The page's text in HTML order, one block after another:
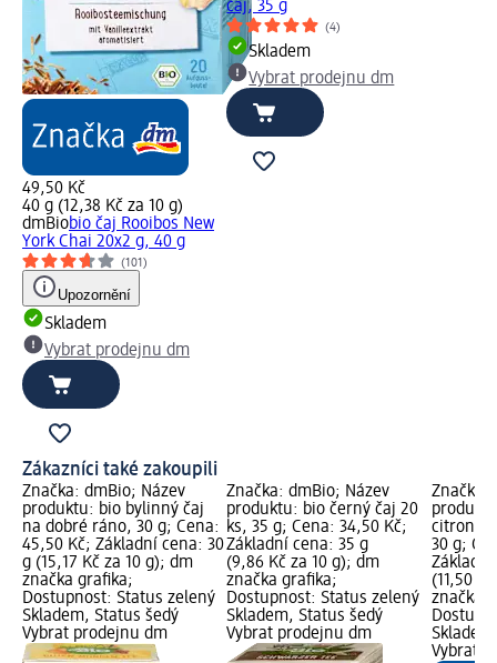
49,50 Kč
40 g (12,38 Kč za 10 g)
dmBiobio čaj Rooibos New
York Chai 20x2 g, 40 g
(101)
Upozornění
Skladem
Vybrat prodejnu dm
čaj, 35 g
(4)
Skladem
Vybrat prodejnu dm
Zákazníci také zakoupili
Značka: dmBio; Název
produktu: bio bylinný čaj
na dobré ráno, 30 g; Cena:
45,50 Kč; Základní cena: 30
g (15,17 Kč za 10 g); dm
značka grafika;
Dostupnost: Status zelený
Skladem, Status šedý
Vybrat prodejnu dm
Značka: dmBio; Název
produktu: bio černý čaj 20
ks, 35 g; Cena: 34,50 Kč;
Základní cena: 35 g
(9,86 Kč za 10 g); dm
značka grafika;
Dostupnost: Status zelený
Skladem, Status šedý
Vybrat prodejnu dm
Značka:
30 g;
Základní
(11,50
značka
Vybrat